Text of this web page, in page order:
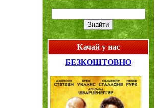
Качай у нас
БЕЗКОШТОВНО